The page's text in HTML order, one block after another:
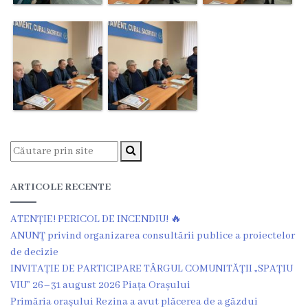
Î.M
,,Servicii
Comunal
-
Locative”
or.Rezina.
Piața
comercială
a
orașului
ARTICOLE RECENTE
ATENȚIE! PERICOL DE INCENDIU! 🔥
ANUNŢ privind organizarea consultării publice a proiectelor
de decizie
INVITAȚIE DE PARTICIPARE TÂRGUL COMUNITĂȚII „SPAȚIU
VIU” 26–31 august 2026 Piața Orașului
Primăria orașului Rezina a avut plăcerea de a găzdui